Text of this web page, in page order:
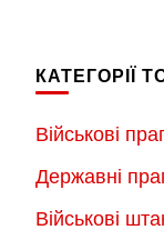
КАТЕГОРІЇ
Військові
Державні
Військові